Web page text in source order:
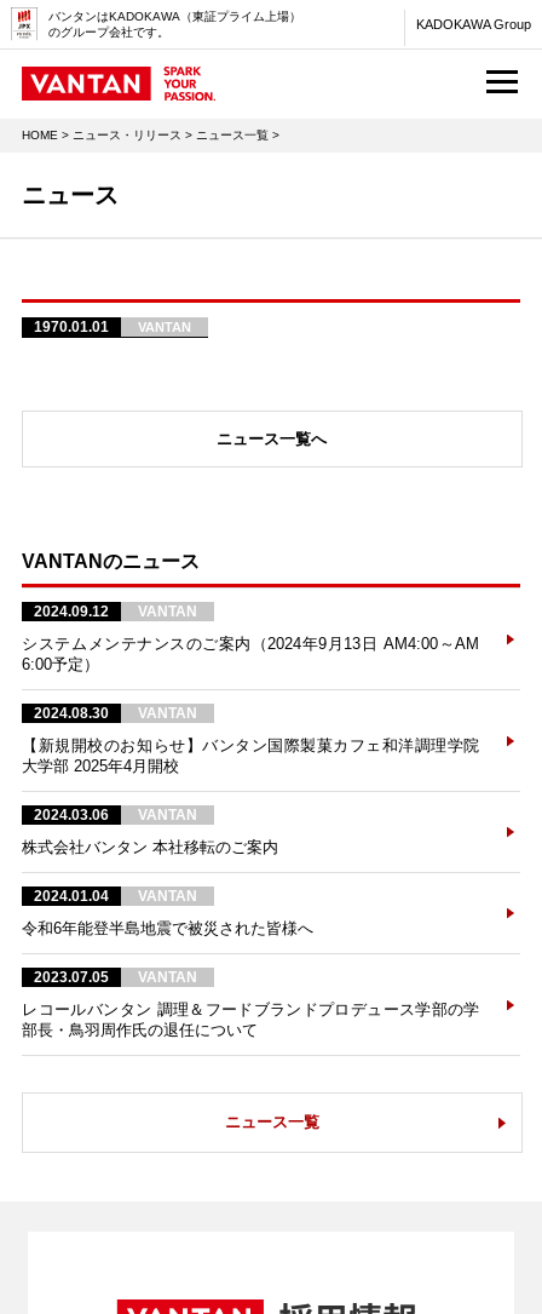
バンタンはKADOKAWA（東証プライム上場）
のグループ会社です。
KADOKAWA Group
HOME > ニュース・リリース > ニュース一覧 >
ニュース
1970.01.01 VANTAN
ニュース一覧へ
VANTANのニュース
2024.09.12 VANTAN
システムメンテナンスのご案内（2024年9月13日 AM4:00～AM
6:00予定）
2024.08.30 VANTAN
【新規開校のお知らせ】バンタン国際製菓カフェ和洋調理学院
大学部 2025年4月開校
2024.03.06 VANTAN
株式会社バンタン 本社移転のご案内
2024.01.04 VANTAN
令和6年能登半島地震で被災された皆様へ
2023.07.05 VANTAN
レコールバンタン 調理＆フードブランドプロデュース学部の学
部長・鳥羽周作氏の退任について
ニュース一覧